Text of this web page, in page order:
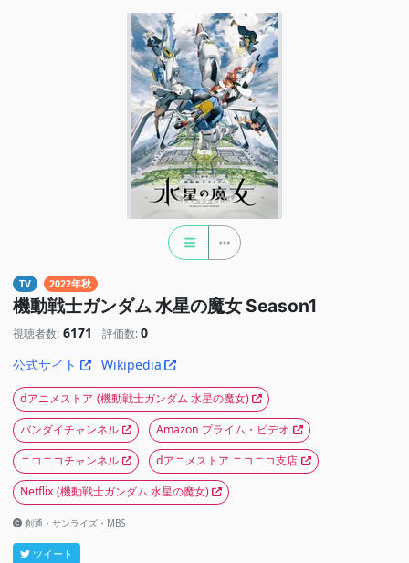
TV 2022年秋
機動戦士ガンダム 水星の魔女 Season1
視聴者数: 6171 評価数: 0
公式サイト
Wikipedia
dアニメストア (機動戦士ガンダム 水星の魔女)
バンダイチャンネル
Amazon プライム・ビデオ
ニコニコチャンネル
dアニメストア ニコニコ支店
Netflix (機動戦士ガンダム 水星の魔女)
創通・サンライズ・MBS
ツイート